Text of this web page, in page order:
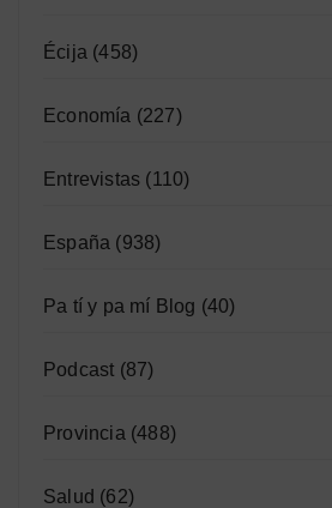
Écija (458)
Economía (227)
Entrevistas (110)
España (938)
Pa tí y pa mí Blog (40)
Podcast (87)
Provincia (488)
Salud (62)